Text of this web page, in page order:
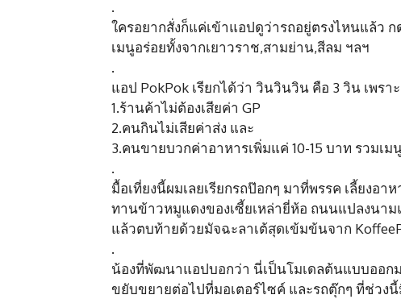
.
ใครอยากสั่งก็แค่เข้าแอปดูว่ารถอยู่ตรงไหนแล้ว
เมนูอร่อยทั้งจากเยาวราช,สามย่าน,สีลม ฯลฯ
.
แอป PokPok เรียกได้ว่า วินวินวิน คือ 3 วิน เพราะ
1.ร้านค้าไม่ต้องเสียค่า GP
2.คนกินไม่เสียค่าส่ง และ
3.คนขายบวกค่าอาหารเพิ่มแค่ 10-15 บาท รวมเม
.
มื้อเที่ยงนี้ผมเลยเรียกรถป๊อกๆ มาที่พรรค เลี้ยงอ
ทานข้าวหมูแดงของเซี้ยเหล่ายี่ห้อ ถนนแปลงนา
แล้วตบท้ายด้วยมัจฉะลาเต้สุดเข้มข้นจาก
.
น้องที่พัฒนาแอปบอกว่า นี่เป็นโมเดลต้นแบบออก
ขยับขยายต่อไปที่มอเตอร์ไซค์ และรถตุ๊กๆ ที่ช่วง